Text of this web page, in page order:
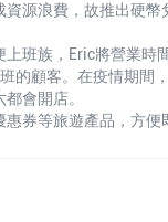
源浪費，故推出硬
班族，Eric將營業
的顧客。在疫情期間
會開店。
券等旅遊產品，方便